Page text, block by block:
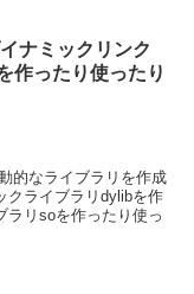
ナミックリンク
作ったり使ったり
的なライブラリを作成
クライブラリdylibを作
ラリsoを作ったり使っ